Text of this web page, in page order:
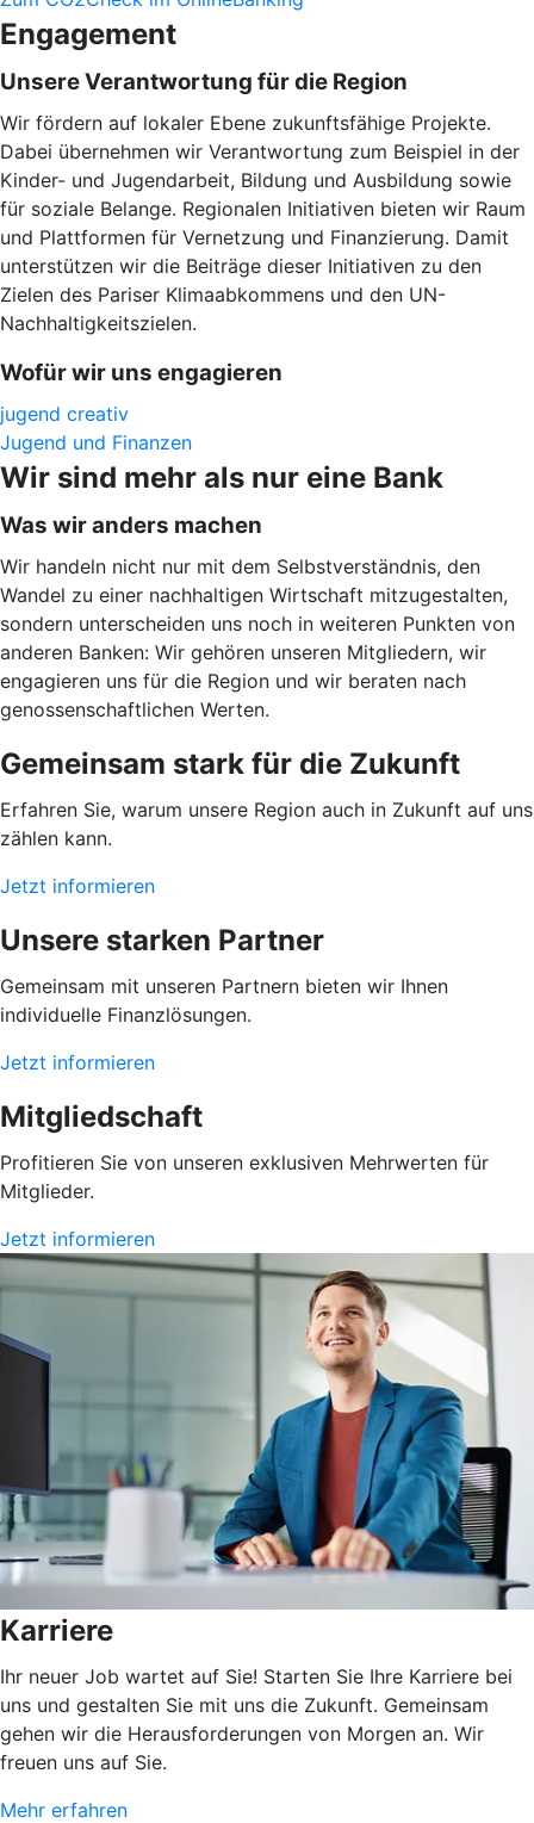
Engagement
Unsere Verantwortung für die Region
Wir fördern auf lokaler Ebene zukunftsfähige Projekte.
Dabei übernehmen wir Verantwortung zum Beispiel in der
Kinder- und Jugendarbeit, Bildung und Ausbildung sowie
für soziale Belange. Regionalen Initiativen bieten wir Raum
und Plattformen für Vernetzung und Finanzierung. Damit
unterstützen wir die Beiträge dieser Initiativen zu den
Zielen des Pariser Klimaabkommens und den UN-
Nachhaltigkeitszielen.
Wofür wir uns engagieren
jugend creativ
Jugend und Finanzen
Wir sind mehr als nur eine Bank
Was wir anders machen
Wir handeln nicht nur mit dem Selbstverständnis, den
Wandel zu einer nachhaltigen Wirtschaft mitzugestalten,
sondern unterscheiden uns noch in weiteren Punkten von
anderen Banken: Wir gehören unseren Mitgliedern, wir
engagieren uns für die Region und wir beraten nach
genossenschaftlichen Werten.
Gemeinsam stark für die Zukunft
Erfahren Sie, warum unsere Region auch in Zukunft auf uns
zählen kann.
Jetzt informieren
Unsere starken Partner
Gemeinsam mit unseren Partnern bieten wir Ihnen
individuelle Finanzlösungen.
Jetzt informieren
Mitgliedschaft
Profitieren Sie von unseren exklusiven Mehrwerten für
Mitglieder.
Jetzt informieren
Karriere
Ihr neuer Job wartet auf Sie! Starten Sie Ihre Karriere bei
uns und gestalten Sie mit uns die Zukunft. Gemeinsam
gehen wir die Herausforderungen von Morgen an. Wir
freuen uns auf Sie.
Mehr erfahren